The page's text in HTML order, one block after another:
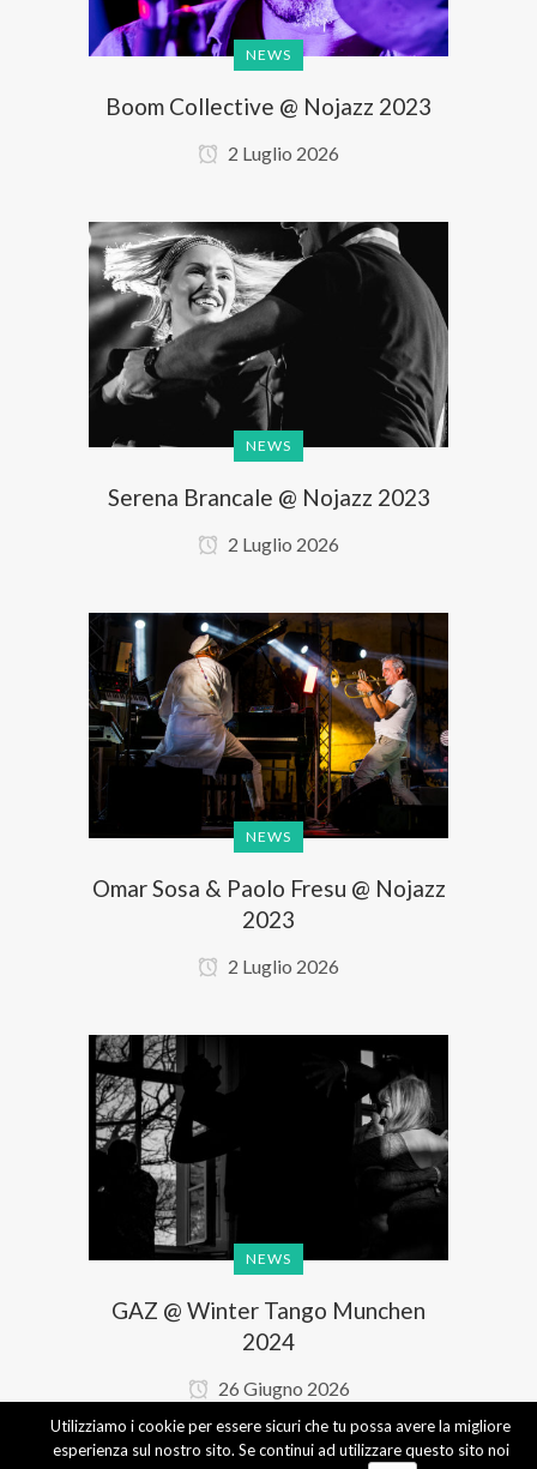
NEWS
Boom Collective @ Nojazz 2023
2 Luglio 2026
NEWS
Serena Brancale @ Nojazz 2023
2 Luglio 2026
NEWS
Omar Sosa & Paolo Fresu @ Nojazz
2023
2 Luglio 2026
NEWS
GAZ @ Winter Tango Munchen
2024
26 Giugno 2026
1 2 3
Utilizziamo i cookie per essere sicuri che tu possa avere la migliore
esperienza sul nostro sito. Se continui ad utilizzare questo sito noi